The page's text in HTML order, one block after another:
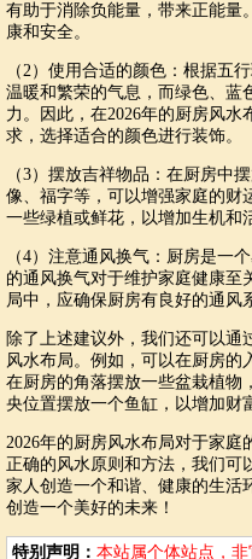
有助于消除负能量，带来正能量
康和安全。
（2）使用合适的颜色：根据五
温暖和繁荣的气息，而绿色、蓝
力。因此，在2026年的厨房风
求，选择适合的颜色进行装饰。
（3）摆放吉祥物品：在厨房中
像、福字等，可以增强家庭的财
一些绿植或鲜花，以增加生机和
（4）注意通风换气：厨房是一
的通风换气对于维护家庭健康至
局中，应确保厨房有良好的通风
除了上述建议外，我们还可以通
风水布局。例如，可以在厨房的
在厨房的角落摆放一些盆栽植物
央位置摆放一个鱼缸，以增加财
2026年的厨房风水布局对于家
正确的风水原则和方法，我们可
家人创造一个和谐、健康的生活
创造一个美好的未来！
特别声明： 本站属个体站点，